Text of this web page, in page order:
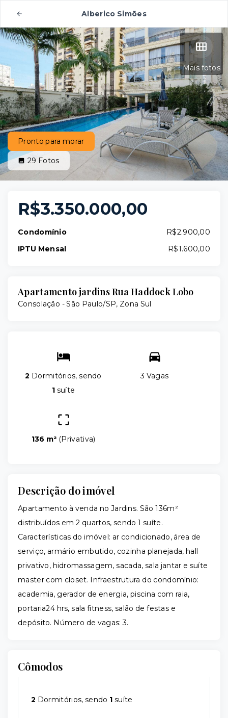
Alberico Simões
Mais fotos
Pronto para morar
29 Fotos
R$3.350.000,00
Condomínio
R$2.900,00
IPTU Mensal
R$1.600,00
Apartamento jardins Rua Haddock Lobo
Consolação - São Paulo/SP, Zona Sul
2 Dormitórios, sendo
1 suíte
3 Vagas
136 m² (Privativa)
Descrição do imóvel
Apartamento à venda no Jardins. São 136m²
distribuídos em 2 quartos, sendo 1 suíte.
Características do imóvel: ar condicionado, área de
serviço, armário embutido, cozinha planejada, hall
privativo, hidromassagem, sacada, sala jantar e suíte
master com closet. Infraestrutura do condomínio:
academia, gerador de energia, piscina com raia,
portaria24 hrs, sala fitness, salão de festas e
depósito. Número de vagas: 3.
Cômodos
2 Dormitórios, sendo 1 suíte